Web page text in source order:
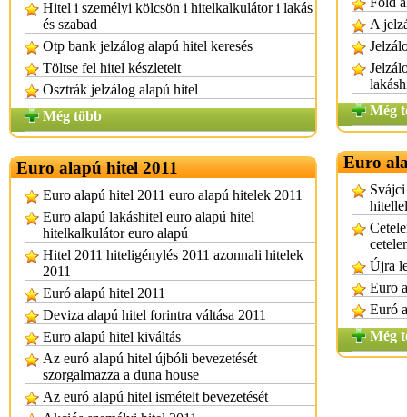
Hitel i személyi kölcsön i hitelkalkulátor i lakás
és szabad
Otp bank jelzálog alapú hitel keresés
Töltse fel hitel készleteit
Osztrák jelzálog alapú hitel
Még több
Euro alapú hitel 2011
Euro alapú hitel 2011 euro alapú hitelek 2011
Euro alapú lakáshitel euro alapú hitel
hitelkalkulátor euro alapú
Hitel 2011 hiteligénylés 2011 azonnali hitelek
2011
Euró alapú hitel 2011
Deviza alapú hitel forintra váltása 2011
Euro alapú hitel kiváltás
Az euró alapú hitel újbóli bevezetését
szorgalmazza a duna house
Az euró alapú hitel ismételt bevezetését
A
Még
Euro
hitellel
Újra
Euro
Euró
Még